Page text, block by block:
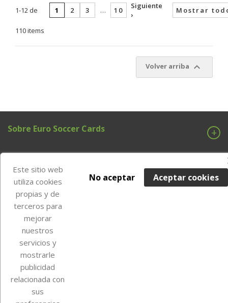
1-12 de
110 items
1 2 3 … 10
Siguiente
›
Mostrar
Volver arriba 
Sobre Euro Soccer Cards
Su cuenta
Información de la tienda
InstagramTikTok
Este sitio web
utiliza cookies
propias y de
terceros para
mejorar
nuestros
servicios y
mostrarle
publicidad
relacionada con
sus
Aceptar cookies
No aceptar